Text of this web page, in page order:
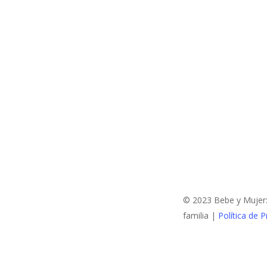
© 2023 Bebe y
familia | Política de